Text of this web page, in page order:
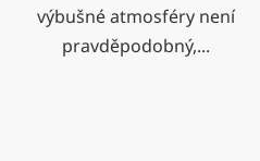
výbušné atmosféry není
pravděpodobný,...